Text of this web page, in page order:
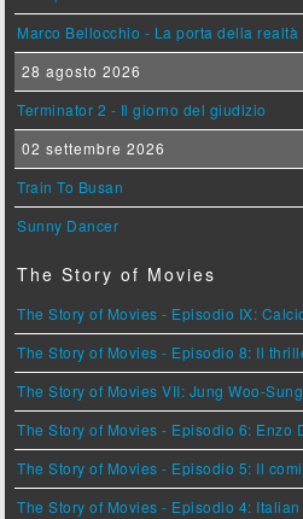
Marco Bellocchio - La porta della realtà
28 agosto 2026
Terminator 2 - Il giorno del giudizio
02 settembre 2026
Train To Busan
Sunny Dancer
The Story of Movies
The Story of Movies - Episodio IX:
The Story of Movies - Episodio 8: Il
The Story of Movies VII: Jung Woo-
The Story of Movies - Episodio 6: Enzo
The Story of Movies - Episodio 5: Il
The Story of Movies - Episodio 4: